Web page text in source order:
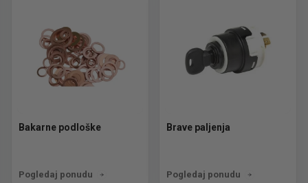
Bakarne podloške
Pogledaj ponudu
Brave paljenja
Pogledaj ponudu